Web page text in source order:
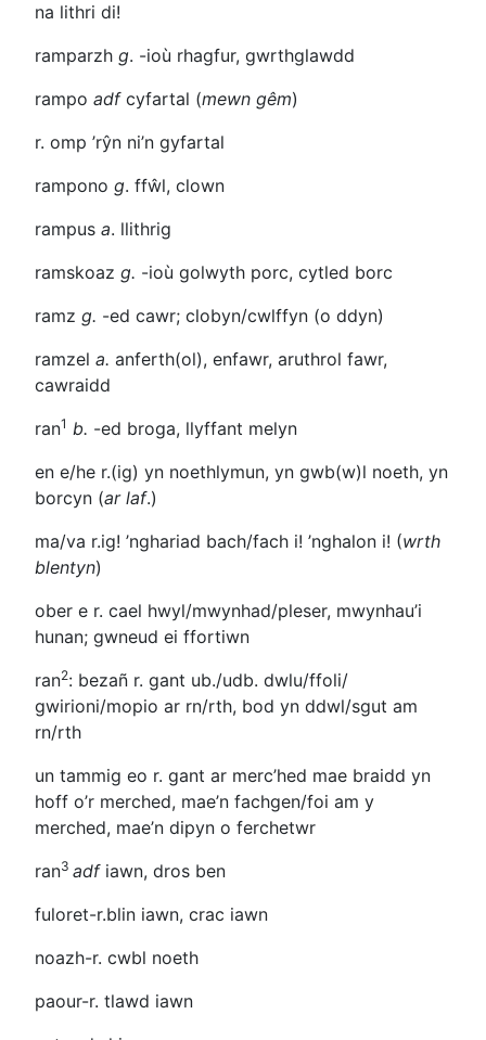
na lithri di!
ramparzh g. -ioù rhagfur, gwrthglawdd
rampo adfcyfartal (mewn gêm)
r. omp ’rŷn ni’n gyfartal
rampono g. ffŵl, clown
rampus a. llithrig
ramskoaz g. -ioù golwyth porc, cytled borc
ramz g. -ed cawr; clobyn/cwlffyn (o ddyn)
ramzel a. anferth(ol), enfawr, aruthrol fawr,
cawraidd
ran1 b. -ed broga, llyffant melyn
en e/he r.(ig) yn noethlymun, yn gwb(w)l noeth, yn
borcyn (ar laf.)
ma/va r.ig! ’nghariad bach/fach i! ’nghalon i! (wrth
blentyn)
ober e r. cael hwyl/mwynhad/pleser, mwynhau’i
hunan; gwneud ei ffortiwn
ran2: bezañ r. gant ub./udb. dwlu/ffoli/
gwirioni/mopio ar rn/rth, bod yn ddwl/sgut am
rn/rth
un tammig eo r. gant ar merc’hed mae braidd yn
hoff o’r merched, mae’n fachgen/foi am y
merched, mae’n dipyn o ferchetwr
ran3 adfiawn, dros ben
fuloret-r.blin iawn, crac iawn
noazh-r. cwbl noeth
paour-r. tlawd iawn